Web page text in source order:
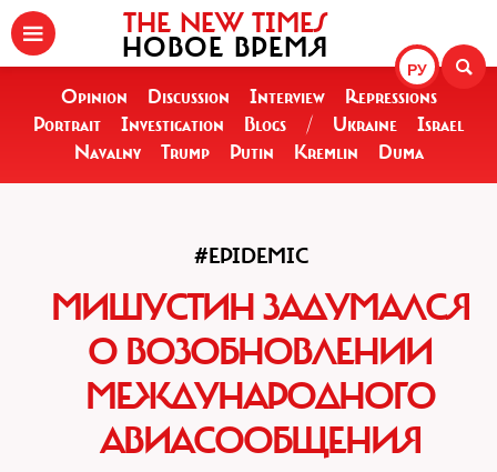
РУ
THE NEW TIMES
НОВОЕ ВРЕМЯ
Opinion Discussion Interview
Repressions
Portrait
Investigation Blogs / Ukraine
Israel
Navalny
Trump Putin Kremlin Duma
#EPIDEMIC
МИШУСТИН ЗАДУМАЛСЯ
О ВОЗОБНОВЛЕНИИ
МЕЖДУНАРОДНОГО
АВИАСООБЩЕНИЯ